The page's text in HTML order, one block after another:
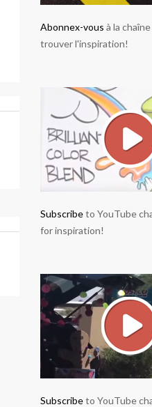
Abonnex-vous à la
trouver l'inspiration!
Subscribeto YouTube
for inspiration!
Subscribeto YouTube